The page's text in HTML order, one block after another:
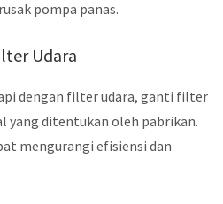
pompa panas.
Udara
dengan filter udara, ganti filter
yang ditentukan oleh pabrikan.
mengurangi efisiensi dan